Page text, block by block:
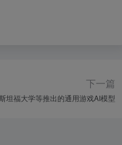
下一篇
坦福大学等推出的通用游戏AI模型